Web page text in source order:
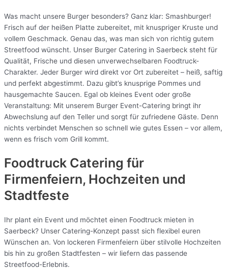
Was macht unsere Burger besonders? Ganz klar: Smashburger!
Frisch auf der heißen Platte zubereitet, mit knuspriger Kruste und
vollem Geschmack. Genau das, was man sich von richtig gutem
Streetfood wünscht. Unser Burger Catering in Saerbeck steht für
Qualität, Frische und diesen unverwechselbaren Foodtruck-
Charakter. Jeder Burger wird direkt vor Ort zubereitet – heiß, saftig
und perfekt abgestimmt. Dazu gibt’s knusprige Pommes und
hausgemachte Saucen. Egal ob kleines Event oder große
Veranstaltung: Mit unserem Burger Event-Catering bringt ihr
Abwechslung auf den Teller und sorgt für zufriedene Gäste. Denn
nichts verbindet Menschen so schnell wie gutes Essen – vor allem,
wenn es frisch vom Grill kommt.
Foodtruck Catering für
Firmenfeiern, Hochzeiten und
Stadtfeste
Ihr plant ein Event und möchtet einen Foodtruck mieten in
Saerbeck? Unser Catering-Konzept passt sich flexibel euren
Wünschen an. Von lockeren Firmenfeiern über stilvolle Hochzeiten
bis hin zu großen Stadtfesten – wir liefern das passende
Streetfood-Erlebnis.